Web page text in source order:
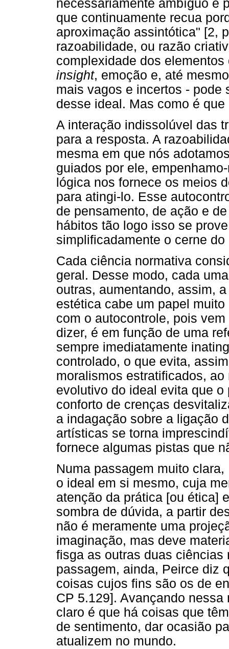
necessariamente ambíguo e
que continuamente recua
aproximação assintótica" [2,
razoabilidade, ou razão
complexidade dos
insight, emoção e, até
mais vagos e incertos - pode
desse ideal. Mas como é
A interação indissolúvel das
para a resposta. A
mesma em que nós
guiados por ele,
lógica nos fornece os meios
para atingi-lo. Esse
de pensamento, de ação e
hábitos tão logo isso se
simplificadamente o cerne
Cada ciência normativa
geral. Desse modo, cada
outras, aumentando, assim,
estética cabe um papel
com o autocontrole, pois
dizer, é em função de uma
sempre imediatamente
controlado, o que evita,
moralismos estratificados,
evolutivo do ideal evita que
conforto de crenças
a indagação sobre a ligação
artísticas se torna
fornece algumas pistas que
Numa passagem muito
o ideal em si mesmo, cuja
atenção da prática [ou ética]
sombra de dúvida, a partir
não é meramente uma
imaginação, mas deve
fisga as outras duas ciências
passagem, ainda, Peirce diz
coisas cujos fins são os de
CP 5.129]. Avançando
claro é que há coisas que
de sentimento, dar ocasião
atualizem no mundo.